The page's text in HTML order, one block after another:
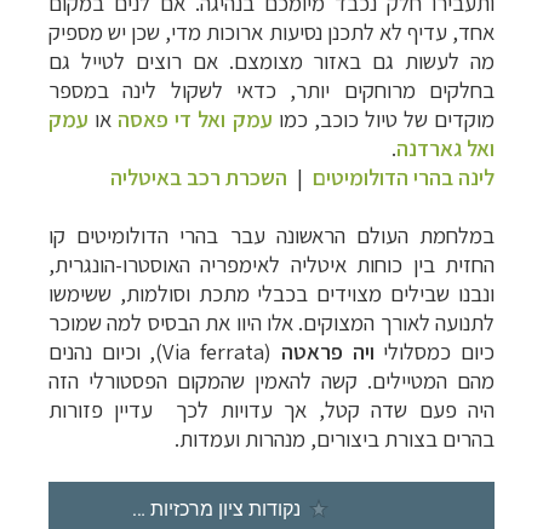
אחד, עדיף לא לתכנן נסיעות ארוכות מדי, שכן יש מספיק
מה לעשות גם באזור מצומצם. אם רוצים לטייל גם
בחלקים מרוחקים יותר, כדאי לשקול לינה במספר
מוקדים של טיול כוכב, כמו עמק ואל די פאסה או עמק
ואל גארדנה.
לינה בהרי הדולומיטים | השכרת רכב באיטליה
במלחמת העולם הראשונה עבר בהרי הדולומיטים קו
החזית בין כוחות איטליה לאימפריה האוסטרו-הונגרית,
ונבנו שבילים מצוידים בכבלי מתכת וסולמות, ששימשו
לתנועה לאורך המצוקים. אלו היוו את הבסיס למה שמוכר
כיום כמסלולי ויה פראטה (
Via ferrata), וכיום נהנים
מהם המטיילים. קשה להאמין שהמקום הפסטורלי הזה
היה פעם שדה קטל, אך עדויות לכך
עדיין פזורות
בהרים בצורתביצורים, מנהרות ועמדות.